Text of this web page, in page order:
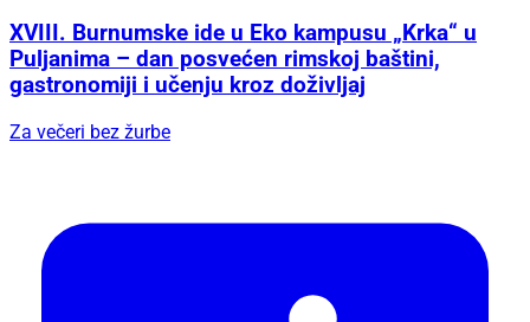
XVIII. Burnumske ide u Eko kampusu „Krka“ u
Puljanima – dan posvećen rimskoj baštini,
gastronomiji i učenju kroz doživljaj
Za večeri bez žurbe